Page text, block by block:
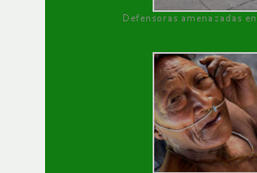
Defensoras amenazadas